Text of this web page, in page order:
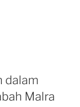
dalam
Malra